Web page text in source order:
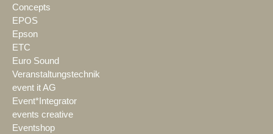
Concepts
EPOS
Epson
ETC
Euro Sound
Veranstaltungstechnik
event it AG
Event*Integrator
events creative
Eventshop